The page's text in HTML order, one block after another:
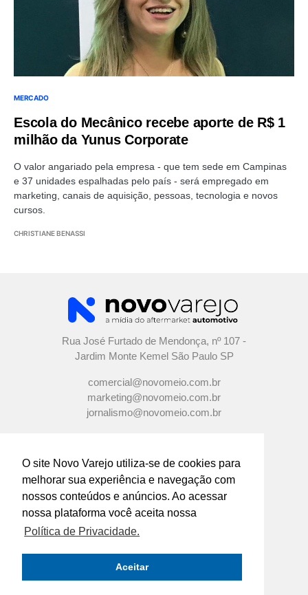
O site Novo Varejo utiliza-se de cookies para
melhorar sua experiência e navegação com
nossos conteúdos e anúncios. Ao acessar
nossa plataforma você aceita nossa
Política de Privacidade.
Aceitar
MERCADO
Escola do Mecânico recebe aporte de R$ 1
milhão da Yunus Corporate
O valor angariado pela empresa - que tem sede em Campinas
e 37 unidades espalhadas pelo país - será empregado em
marketing, canais de aquisição, pessoas, tecnologia e novos
cursos.
CHRISTIANE BENASSI
Rua José Furtado de Mendonça, nº 107 -
Jardim Monte Kemel São Paulo SP
comercial@novomeio.com.br
marketing@novomeio.com.br
jornalismo@novomeio.com.br
CONFIRA AS NOSSAS REDES
SOCIAIS
O principal canal de comunicação de grandes
indústrias e distribuidores com os
empresários e profissionais das lojas de
componentes automotivos em todo o Brasil.